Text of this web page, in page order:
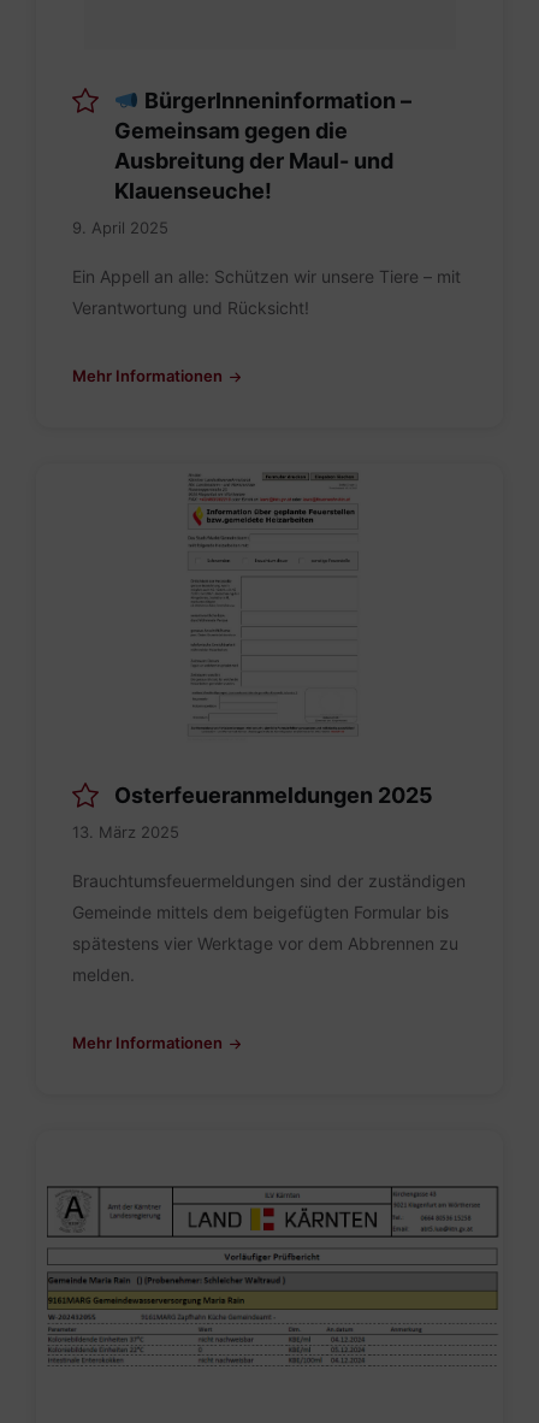
BürgerInneninformation –
Gemeinsam gegen die
Ausbreitung der Maul- und
Klauenseuche!
9. April 2025
Ein Appell an alle: Schützen wir unsere Tiere – mit
Verantwortung und Rücksicht!
Mehr Informationen
Meldung_Heizstelle_Brauchtumsfeuer.pdf
Osterfeueranmeldungen 2025
13. März 2025
Brauchtumsfeuermeldungen sind der zuständigen
Gemeinde mittels dem beigefügten Formular bis
spätestens vier Werktage vor dem Abbrennen zu
melden.
Mehr Informationen